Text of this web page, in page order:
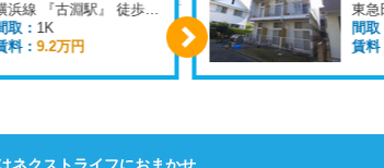
横浜線 『古淵駅』 徒歩
15
取： 1K
料：9.2万円
間取
賃料